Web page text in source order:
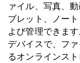
ァイル、写真、
ブレット、ノー
よび管理できま
デバイスで、フ
るオンラインス